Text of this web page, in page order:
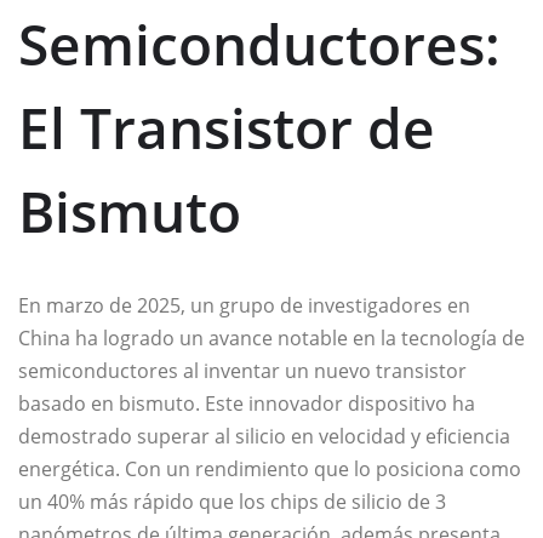
Semiconductores:
El Transistor de
Bismuto
En marzo de 2025, un grupo de investigadores en
China ha logrado un avance notable en la tecnología de
semiconductores al inventar un nuevo transistor
basado en bismuto. Este innovador dispositivo ha
demostrado superar al silicio en velocidad y eficiencia
energética. Con un rendimiento que lo posiciona como
un 40% más rápido que los chips de silicio de 3